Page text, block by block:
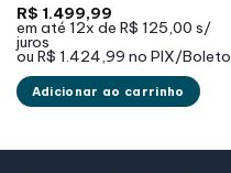
R$ 1.499,99
em até 12x de R$ 125,00 s/
juros
ou R$ 1.424,99 no PIX/Boleto
Adicionar ao carrinho